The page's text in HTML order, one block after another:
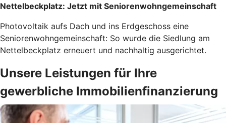
Nettelbeckplatz: Jetzt mit Seniorenwohngemeinschaft
Photovoltaik aufs Dach und ins Erdgeschoss eine
Seniorenwohngemeinschaft: So wurde die Siedlung am
Nettelbeckplatz erneuert und nachhaltig ausgerichtet.
Unsere Leistungen für Ihre
gewerbliche Immobilienfinanzierung